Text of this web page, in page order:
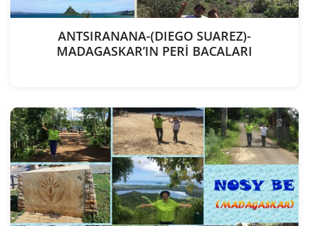
ANTSIRANANA-(DIEGO SUAREZ)-
MADAGASKAR’IN PERİ BACALARI